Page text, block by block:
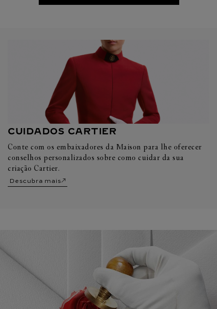
CUIDADOS CARTIER
Conte com os embaixadores da Maison para lhe oferecer
conselhos personalizados sobre como cuidar da sua
criação Cartier.
Descubra mais